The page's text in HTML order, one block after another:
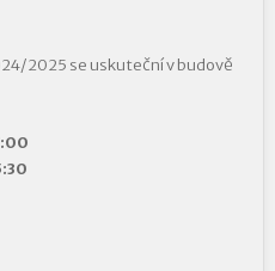
2025 se uskuteční v budově